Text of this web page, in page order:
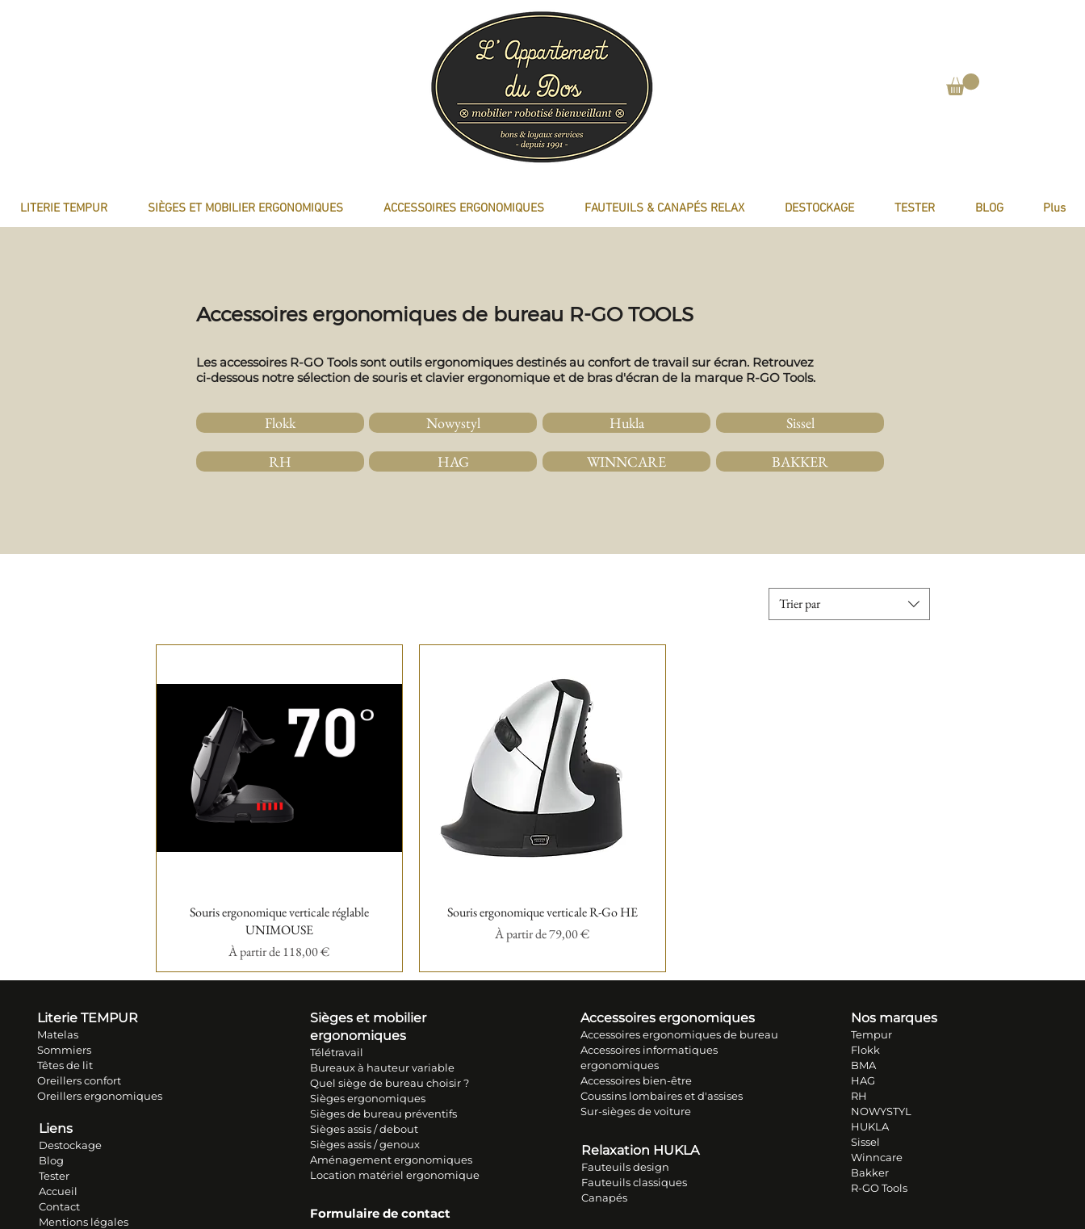
LITERIE TEMPUR SIÈGES ET MOBILIER ERGONOMIQUES ACCESSOIRES ERGONOMIQUES FAUTEUILS & CANAPÉS RELAX DESTOCKAGE TESTER BLOG Plus
Accessoires ergonomiques de bureau R-GO TOOLS
Les accessoires R-GO Tools sont outils ergonomiques destinés au confort de travail sur écran. Retrouvez
ci-dessous notre sélection de souris et clavier ergonomique et de bras d'écran de la marque R-GO Tools.
Flokk Nowystyl Hukla Sissel
RH HAG WINNCARE BAKKER
Trier par
Aperçu rapide
Souris ergonomique verticale réglable
UNIMOUSE
À partir de118,00 €
Prix promotionnel
Aperçu rapide
Souris ergonomique verticale R-Go HE
À partir de79,00 €
Prix promotionnel
Literie TEMPUR
Matelas
Sommiers
Têtes de lit
Oreillers confort
Oreillers ergonomiques
Liens
Destockage
Blog
Tester
Accueil
Contact
Mentions légales
Sièges et mobilier
ergonomiques
Télétravail
Bureaux à hauteur variable
Quel siège de bureau choisir ?
Sièges ergonomiques
Sièges de bureau préventifs
Sièges assis / debout
Sièges assis / genoux
Aménagement ergonomiques
Location matériel ergonomique
Formulaire de contact
Accessoires ergonomiques
Accessoires ergonomiques de bureau
Accessoires informatiques
ergonomiques
Accessoires bien-être
Coussins lombaires et d'assises
Sur-sièges de voiture
Relaxation HUKLA
Fauteuils design
Fauteuils classiques
Canapés
Nos marques
Tempur
Flokk
BMA
HAG
RH
NOWYSTYL
HUKLA
Sissel
Winncare
Bakker
R-GO Tools